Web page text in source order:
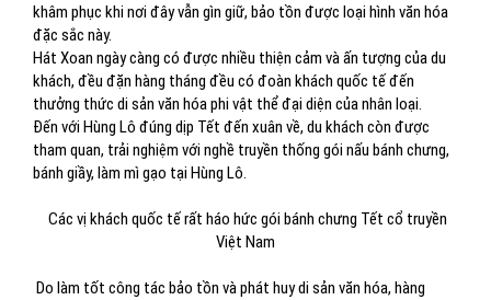
khâm phục khi nơi đây vẫn gìn giữ, bảo tồn được loại hình văn hóa
đặc sắc này.
Hát Xoan ngày càng có được nhiều thiện cảm và ấn tượng của du
khách, đều đặn hàng tháng đều có đoàn khách quốc tế đến
thưởng thức di sản văn hóa phi vật thể đại diện của nhân loại.
Đến với Hùng Lô đúng dịp Tết đến xuân về, du khách còn được
tham quan, trải nghiệm với nghề truyền thống gói nấu bánh chưng,
bánh giầy, làm mì gạo tại Hùng Lô.
Các vị khách quốc tế rất háo hức gói bánh chưng Tết cổ truyền
Việt Nam
Do làm tốt công tác bảo tồn và phát huy di sản văn hóa, hàng